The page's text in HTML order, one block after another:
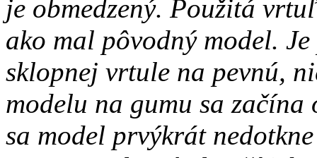
je obmedzený. Použitá
ako mal pôvodný model.
sklopnej vrtule na pevnú,
modelu na gumu sa
sa model prvýkrát